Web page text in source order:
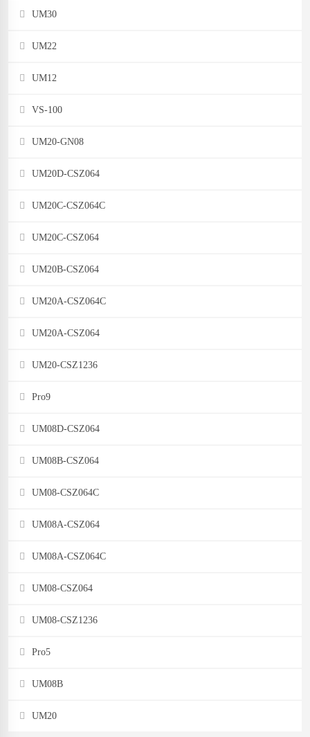
UM30
UM22
UM12
VS-100
UM20-GN08
UM20D-CSZ064
UM20C-CSZ064C
UM20C-CSZ064
UM20B-CSZ064
UM20A-CSZ064C
UM20A-CSZ064
UM20-CSZ1236
Pro9
UM08D-CSZ064
UM08B-CSZ064
UM08-CSZ064C
UM08A-CSZ064
UM08A-CSZ064C
UM08-CSZ064
UM08-CSZ1236
Pro5
UM08B
UM20